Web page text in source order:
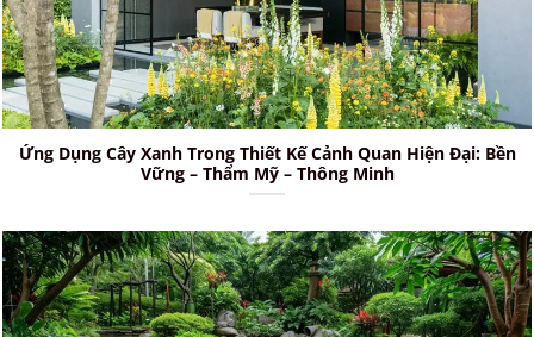
Ứng Dụng Cây Xanh Trong Thiết Kế Cảnh Quan Hiện Đại: Bền
Vững – Thẩm Mỹ – Thông Minh